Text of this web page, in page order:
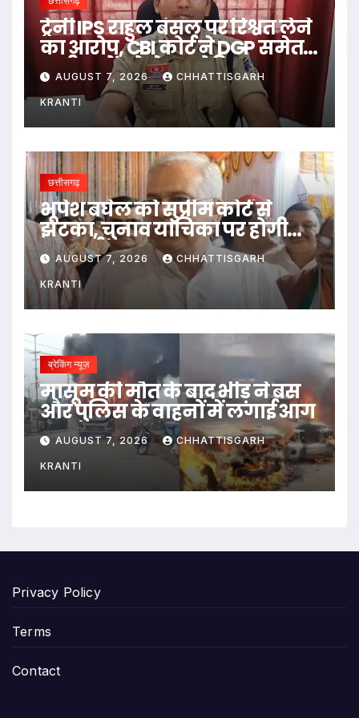
ट्रेनी IPS राहुल बंसल पर रिश्वत लेने
का आरोप, CBI कोर्ट ने DGP समेत
सभी पक्षों को भेजा नोटिस
AUGUST 7, 2026 CHHATTISGARH
KRANTI
छत्तीसगढ़
भूपेश बघेल को सुप्रीम कोर्ट से
झटका, चुनाव याचिका पर होगी
सुनवाई
AUGUST 7, 2026 CHHATTISGARH
KRANTI
ब्रेकिंग न्यूज़
मासूम की मौत के बाद भीड़ ने बस
और पुलिस के वाहनों में लगाई आग
AUGUST 7, 2026 CHHATTISGARH
KRANTI
Privacy Policy
Terms
Contact